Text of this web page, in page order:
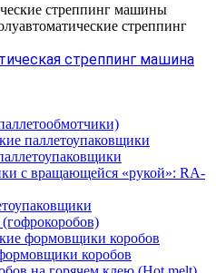
стреппинг машины
стреппинг
стреппинг машина
паллетоупаковщики
с вращающейся «рукой»: RA-
формовщики коробов
коробов